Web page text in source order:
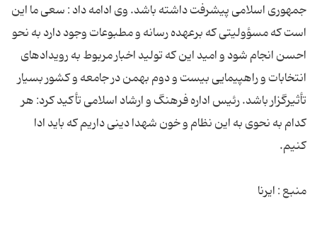
جمهوری اسلامی پیشرفت داشته باشد. وی ادامه داد : سعی ما این
است که مسؤولیتی که برعهده رسانه و مطبوعات وجود دارد به نحو
احسن انجام شود و امید این که تولید اخبار مربوط به رویدادهای
انتخابات و راهپیمایی بیست و دوم بهمن در جامعه و کشور بسیار
تأثیرگزار باشد. رئیس اداره فرهنگ و ارشاد اسلامی تأکید کرد: هر
کدام به نحوی به این نظام و خون شهدا دینی داریم که باید ادا
منبع : ایرنا